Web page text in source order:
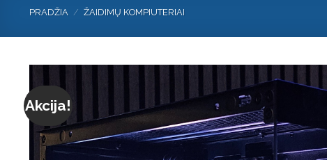
PRADŽIA / ŽAIDIMŲ KOMPIUTERIAI
Akcija!